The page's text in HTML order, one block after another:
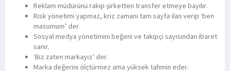
Reklam müdürünü rakip şirketten transfer etmeye bayılır.
Risk yönetimi yapmaz, kriz zamanı tam sayfa ilan verip ‘ben
masumum’ der.
Sosyal medya yönetimini beğeni ve takipçi sayısından ibaret
sanır.
‘Biz zaten markayız’ der.
Marka değerini ölçtürmez ama yüksek tahmin eder.